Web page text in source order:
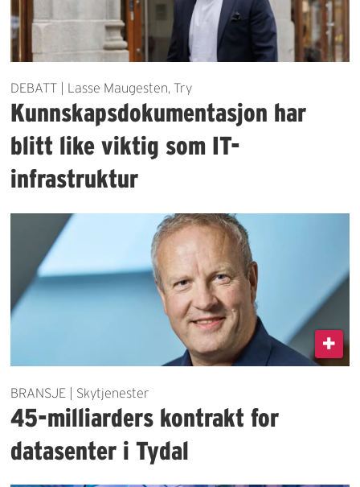
DEBATT | Lasse Maugesten, Try
Kunnskapsdokumentasjon har
blitt like viktig som IT-
infrastruktur
BRANSJE | Skytjenester
45-milliarders kontrakt for
datasenter i Tydal